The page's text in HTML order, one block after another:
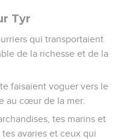
Tyr
qui transportaient
de la richesse et de la
faisaient voguer vers le
au cœur de la mer.
tes marins et
avaries et ceux qui